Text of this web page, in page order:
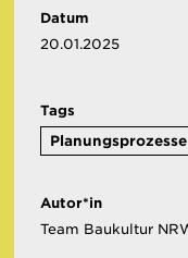
Datum
20.01.2025
Tags
Planungsprozesse
Autor*in
Team Baukultur